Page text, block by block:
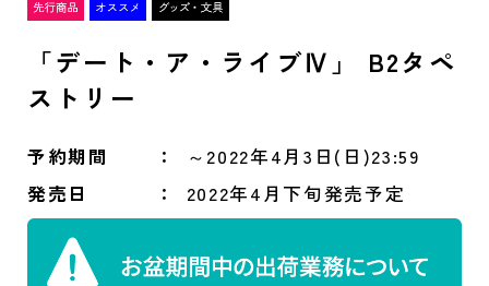
「デート・ア・ライブⅣ」 B2タペ
ストリー
予約期間
～2022年4月3日(日)23:59
発売日
2022年4月下旬発売予定